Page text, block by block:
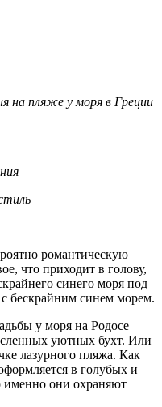
на пляже у моря в Греции
романтическую
что приходит в голову,
синего моря под
бескрайним синем морем.
у моря на Родосе
уютных бухт. Или
лазурного пляжа. Как
в голубых и
именно они охраняют